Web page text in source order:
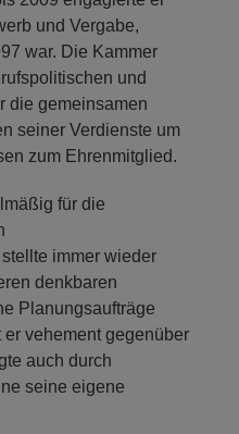
und Vergabe,
war. Die Kammer
und
die gemeinsamen
seiner Verdienste um
zum Ehrenmitglied.
für die
immer wieder
denkbaren
Planungsaufträge
vehement gegenüber
auch durch
seine eigene